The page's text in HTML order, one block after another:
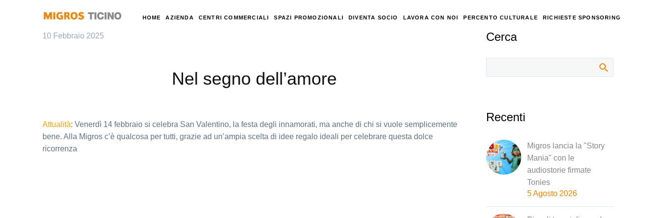
HOME AZIENDA CENTRI COMMERCIALI SPAZI PROMOZIONALI DIVENTA SOCIO LAVORA CON NOI PERCENTO CULTURALE RICHIESTE SPONSORING
10 Febbraio 2025
Nel segno dell’amore
Attualità: Venerdì 14 febbraio si celebra San Valentino, la festa degli innamorati, ma anche di chi si vuole semplicemente
bene. Alla Migros c’è qualcosa per tutti, grazie ad un’ampia scelta di idee regalo ideali per celebrare questa dolce
ricorrenza
Cerca
Recenti
Migros lancia la "Story
Mania" con le
audiostorie firmate
Tonies
5 Agosto 2026